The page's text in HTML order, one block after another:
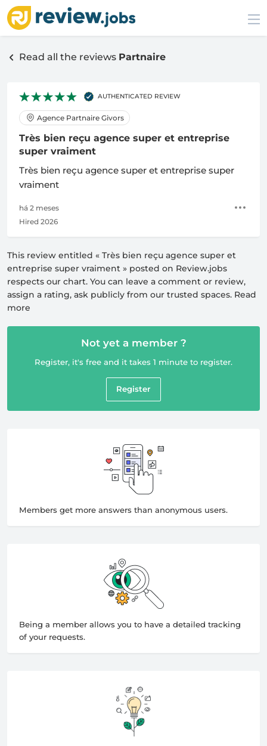
Read all the reviews Partnaire
AUTHENTICATED REVIEW
Agence Partnaire Givors
Très bien reçu agence super et entreprise
super vraiment
Très bien reçu agence super et entreprise super
vraiment
há 2 meses
Hired 2026
This review entitled « Très bien reçu agence super et
entreprise super vraiment » posted on Review.jobs
respects our chart. You can leave a comment or review,
assign a rating, ask publicly from our trusted spaces. Read
more
Not yet a member ?
Register, it's free and it takes 1 minute to register.
Register
Members get more answers than anonymous users.
Being a member allows you to have a detailed tracking
of your requests.